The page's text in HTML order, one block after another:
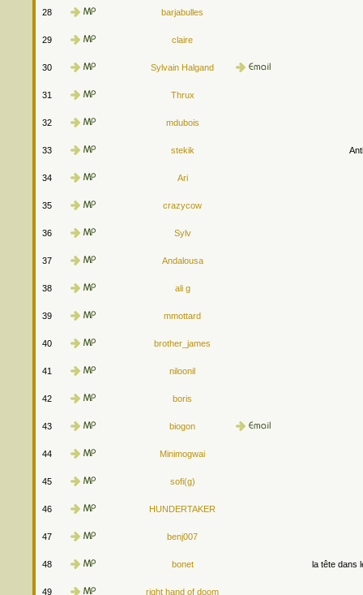
28 barjabulles
29 claire
30 Sylvain Halgand
31 Thrux
32 mdubois
33 stekik
34 Ari
35 crazycow
36 Sylv
37 Andalousa
38 ali g
39 mmottard
40 brother_james
41 niloonil
42 boris
43 biogon
44 Minimogwai
45 sofi(g)
46 HUNDERTAKER
47 benj007
48 bonet la tête dans
49 right hand of doom